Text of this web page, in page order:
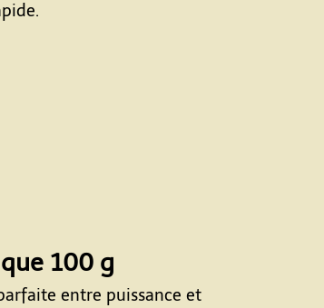
100 g
entre puissance et